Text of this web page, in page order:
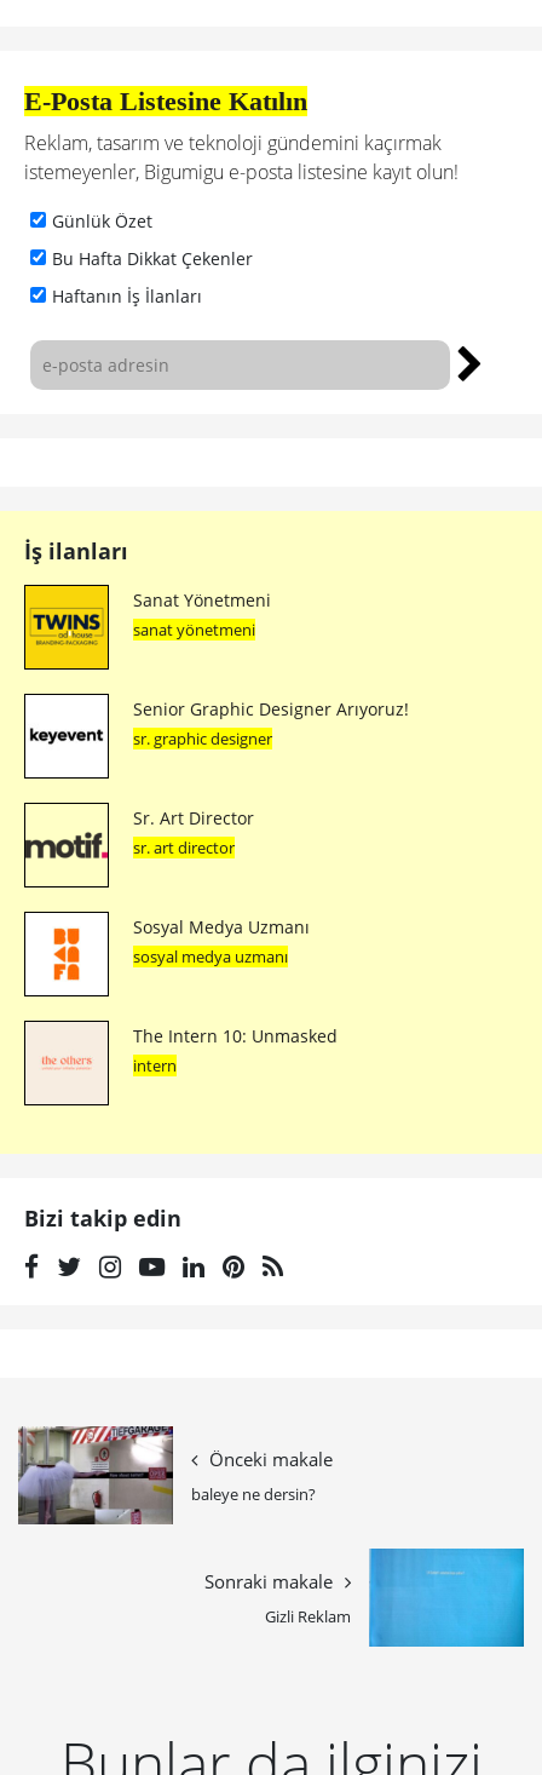
E-Posta Listesine Katılın
Reklam, tasarım ve teknoloji gündemini kaçırmak
istemeyenler, Bigumigu e-posta listesine kayıt olun!
Günlük Özet
Bu Hafta Dikkat Çekenler
Haftanın İş İlanları
İş ilanları
Sanat Yönetmeni
sanat yönetmeni
Senior Graphic Designer Arıyoruz!
sr. graphic designer
Sr. Art Director
sr. art director
Sosyal Medya Uzmanı
sosyal medya uzmanı
The Intern 10: Unmasked
intern
Bizi takip edin
Önceki makale
baleye ne dersin?
Sonraki makale
Gizli Reklam